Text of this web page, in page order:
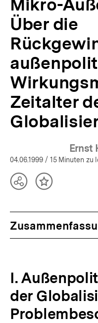
Mikro-
Über die
Zeitalter
Ernst
04.06.1999 / 15 Minuten zu
TeilenInhalt
I.
der